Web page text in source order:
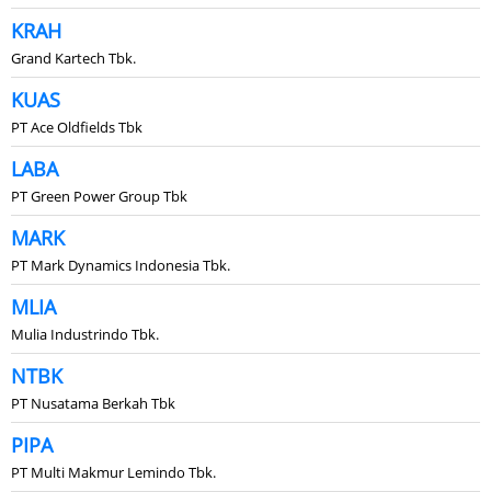
KRAH
Grand Kartech Tbk.
KUAS
PT Ace Oldfields Tbk
LABA
PT Green Power Group Tbk
MARK
PT Mark Dynamics Indonesia Tbk.
MLIA
Mulia Industrindo Tbk.
NTBK
PT Nusatama Berkah Tbk
PIPA
PT Multi Makmur Lemindo Tbk.